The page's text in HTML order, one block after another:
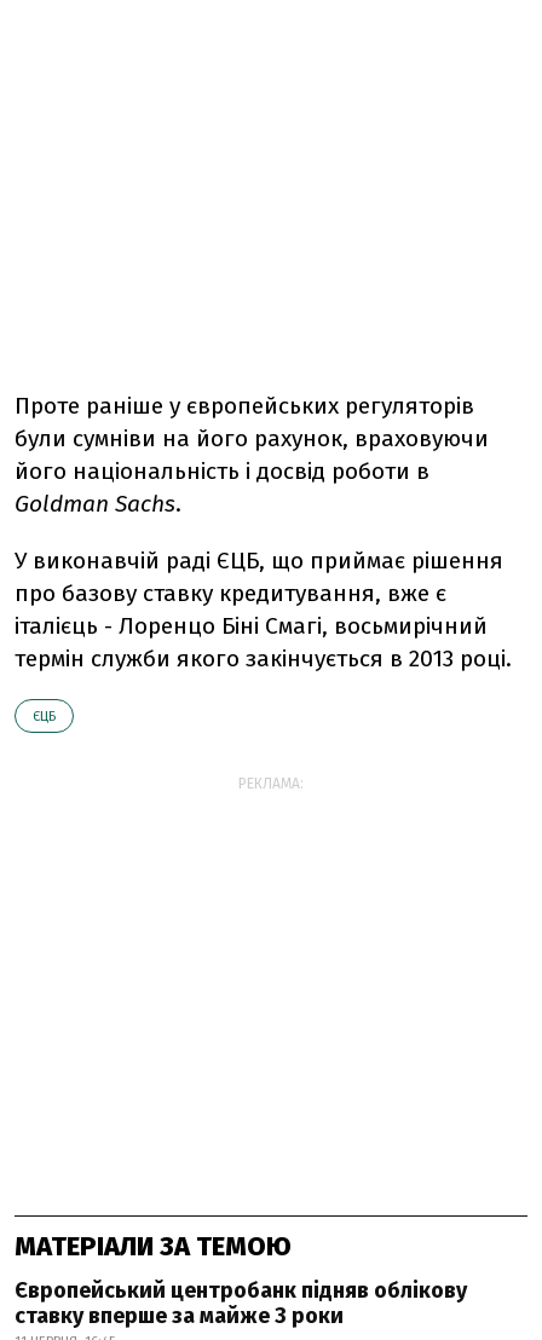
Проте раніше у європейських регуляторів
були сумніви на його рахунок, враховуючи
його національність і досвід роботи в
Goldman Sachs.
У виконавчій раді ЄЦБ, що приймає рішення
про базову ставку кредитування, вже є
італієць - Лоренцо Біні Смагі, восьмирічний
термін служби якого закінчується в 2013 році.
ЄЦБ
РЕКЛАМА:
МАТЕРІАЛИ ЗА ТЕМОЮ
Європейський центробанк підняв облікову
ставку вперше за майже 3 роки